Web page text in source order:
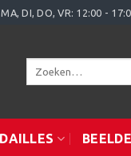
MA, DI, DO, VR: 12:00 -
Zoeken